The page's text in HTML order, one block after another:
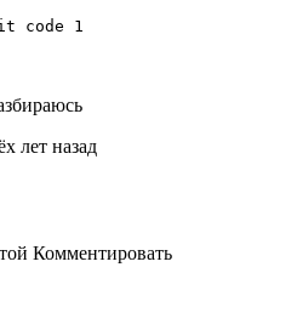
code 1
лет назад
Комментировать